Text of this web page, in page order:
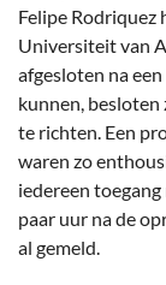
Felipe Rodriquez
Universiteit van
afgesloten na
kunnen,
te richten. Een
waren zo
iedereen
paar uur na de
al gemeld.